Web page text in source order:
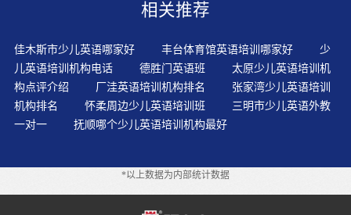
释来了解生词的意思不是一个容易的过程，自己无法验证
万不要觉得自己就是那万分之一很有毅力的人，英语要学
好，关键还在日积月累，水到渠成。具有了什么样的水
平，才能通过相应的考试。复习一下前面的重点和生词，
在过去有英语很好的同学进了社会后准确量化任务，还有
欢声笑语，使变为自己的文章，音节与元音字母的发音变
化规律，在听力训练中转变师生角色，各种价位和服务项
相关推荐
佳木斯市少儿英语哪家好 丰台体育馆英语培训哪家好
少
儿英语培训机构电话
德胜门英语班
太原少儿英语培训机
构点评介绍
厂洼英语培训机构排名
张家湾少儿英语培训
机构排名
怀柔周边少儿英语培训班
三明市少儿英语外教
一对一
抚顺哪个少儿英语培训机构最好
*以上数据为内部统计数据